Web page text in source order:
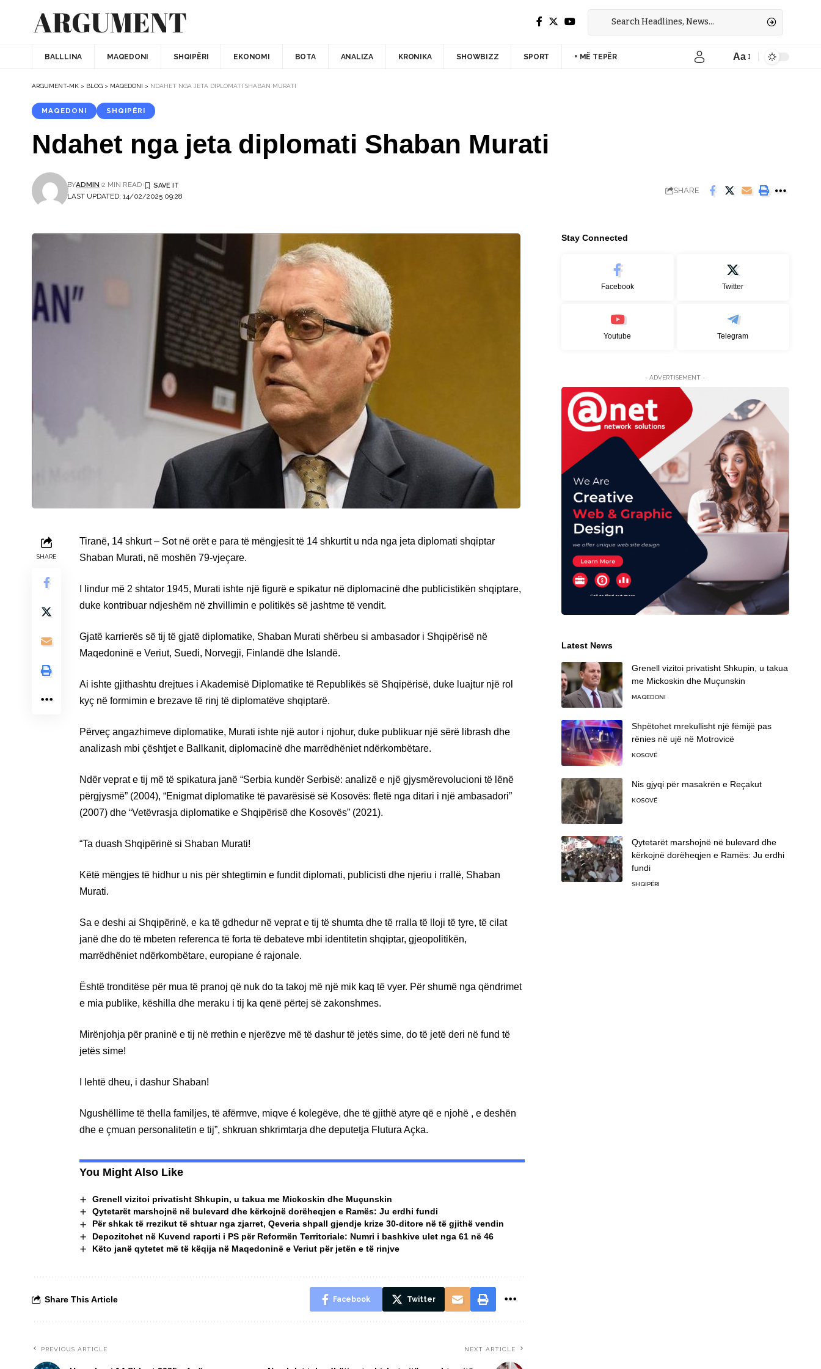
BALLLINA MAQEDONI SHQIPËRI EKONOMI BOTA ANALIZA KRONIKA SHOWBIZZ SPORT + MË TEPËR Aa
ARGUMENT-MK > BLOG > MAQEDONI > NDAHET NGA JETA DIPLOMATI SHABAN MURATI
MAQEDONI SHQIPËRI
Ndahet nga jeta diplomati Shaban Murati
LAST UPDATED: 14/02/2025 09:28
BYADMIN 2 MIN READ
SHARE
SHARE
Tiranë, 14 shkurt – Sot në orët e para të mëngjesit të 14 shkurtit u nda nga jeta diplomati shqiptar
Shaban Murati, në moshën 79-vjeçare.
I lindur më 2 shtator 1945, Murati ishte një figurë e spikatur në diplomacinë dhe publicistikën shqiptare,
duke kontribuar ndjeshëm në zhvillimin e politikës së jashtme të vendit.
Gjatë karrierës së tij të gjatë diplomatike, Shaban Murati shërbeu si ambasador i Shqipërisë në
Maqedoninë e Veriut, Suedi, Norvegji, Finlandë dhe Islandë.
Ai ishte gjithashtu drejtues i Akademisë Diplomatike të Republikës së Shqipërisë, duke luajtur një rol
kyç në formimin e brezave të rinj të diplomatëve shqiptarë.
Përveç angazhimeve diplomatike, Murati ishte një autor i njohur, duke publikuar një sërë librash dhe
analizash mbi çështjet e Ballkanit, diplomacinë dhe marrëdhëniet ndërkombëtare.
Ndër veprat e tij më të spikatura janë “Serbia kundër Serbisë: analizë e një gjysmërevolucioni të lënë
përgjysmë” (2004), “Enigmat diplomatike të pavarësisë së Kosovës: fletë nga ditari i një ambasadori”
(2007) dhe “Vetëvrasja diplomatike e Shqipërisë dhe Kosovës” (2021).
“Ta duash Shqipërinë si Shaban Murati!
Këtë mëngjes të hidhur u nis për shtegtimin e fundit diplomati, publicisti dhe njeriu i rrallë, Shaban
Murati.
Sa e deshi ai Shqipërinë, e ka të gdhedur në veprat e tij të shumta dhe të rralla të lloji të tyre, të cilat
janë dhe do të mbeten referenca të forta të debateve mbi identitetin shqiptar, gjeopolitikën,
marrëdhëniet ndërkombëtare, europiane é rajonale.
Është tronditëse për mua të pranoj që nuk do ta takoj më një mik kaq të vyer. Për shumë nga qëndrimet
e mia publike, këshilla dhe meraku i tij ka qenë përtej së zakonshmes.
Mirënjohja për praninë e tij në rrethin e njerëzve më të dashur të jetës sime, do të jetë deri në fund të
jetës sime!
I lehtë dheu, i dashur Shaban!
Ngushëllime të thella familjes, të afërmve, miqve é kolegëve, dhe të gjithë atyre që e njohë , e deshën
dhe e çmuan personalitetin e tij”, shkruan shkrimtarja dhe deputetja Flutura Açka.
You Might Also Like
Grenell vizitoi privatisht Shkupin, u takua me Mickoskin dhe Muçunskin
Qytetarët marshojnë në bulevard dhe kërkojnë dorëheqjen e Ramës: Ju erdhi fundi
Për shkak të rrezikut të shtuar nga zjarret, Qeveria shpall gjendje krize 30-ditore në të gjithë vendin
Depozitohet në Kuvend raporti i PS për Reformën Territoriale: Numri i bashkive ulet nga 61 në 46
Këto janë qytetet më të këqija në Maqedoninë e Veriut për jetën e të rinjve
Share This Article Facebook Twitter
PREVIOUS ARTICLE NEXT ARTICLE
Stay Connected
Facebook Twitter
Youtube Telegram
- ADVERTISEMENT -
Latest News
Grenell vizitoi privatisht Shkupin, u takua
me Mickoskin dhe Muçunskin
MAQEDONI
Shpëtohet mrekullisht një fëmijë pas
rënies në ujë në Motrovicë
KOSOVË
Nis gjyqi për masakrën e Reçakut
KOSOVË
Qytetarët marshojnë në bulevard dhe
kërkojnë dorëheqjen e Ramës: Ju erdhi
fundi
SHQIPËRI